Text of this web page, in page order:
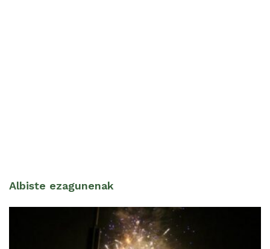
Albiste ezagunenak